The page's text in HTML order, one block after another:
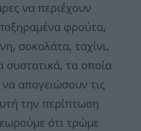
να περιέχουν
φρούτα,
σοκολάτα, ταχίνι,
συστατικά, τα οποία
απογειώσουν τις
την περίπτωση
ότι τρώμε